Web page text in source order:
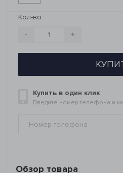
Кол-во:
- +
Купить в один клик
Введите номер телефона и
Обзор товара